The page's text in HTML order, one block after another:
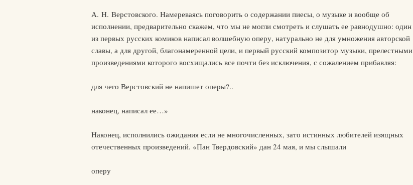
А. Н. Верстовского. Намереваясь поговорить о содержании пиесы, о музыке и вообще об
исполнении, предварительно скажем, что мы не могли смотреть и слушать ее равнодушно: один
из первых русских комиков написал волшебную оперу, натурально не для умножения авторской
славы, а для другой, благонамеренной цели, и первый русский композитор музыки, прелестными
произведениями которого восхищались все почти без исключения, с сожалением прибавляя:
для чего Верстовский не напишет оперы?..
наконец, написал ее…»
Наконец, исполнились ожидания если не многочисленных, зато истинных любителей изящных
отечественных произведений. «Пан Твердовский» дан 24 мая, и мы слышали
оперу